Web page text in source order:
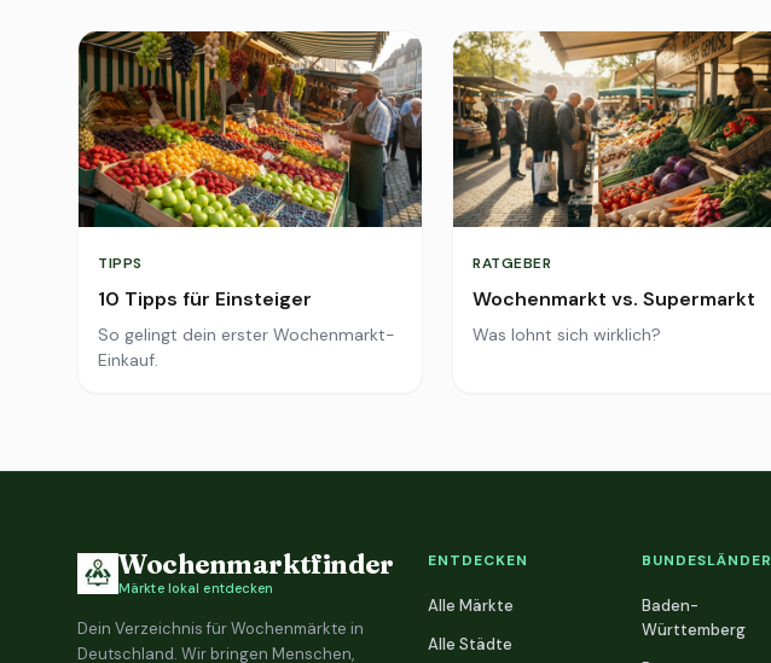
TIPPS
10 Tipps für Einsteiger
So gelingt dein erster Wochenmarkt-
Einkauf.
RATGEBER
Wochenmarkt vs. Supermarkt
Was lohnt sich wirklich?
Wochenmarktfinder
Märkte lokal entdecken
Dein Verzeichnis für Wochenmärkte in
Deutschland. Wir bringen Menschen,
ENTDECKEN
Alle Märkte
Alle Städte
BUNDESLÄNDER
Baden-
Württemberg